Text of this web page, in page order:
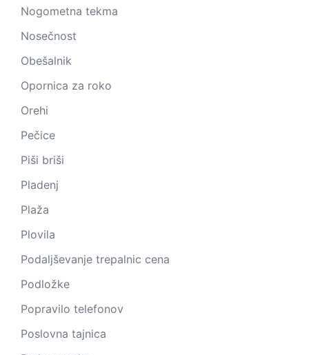
Nogometna tekma
Nosečnost
Obešalnik
Opornica za roko
Orehi
Pečice
Piši briši
Pladenj
Plaža
Plovila
Podaljševanje trepalnic cena
Podložke
Popravilo telefonov
Poslovna tajnica